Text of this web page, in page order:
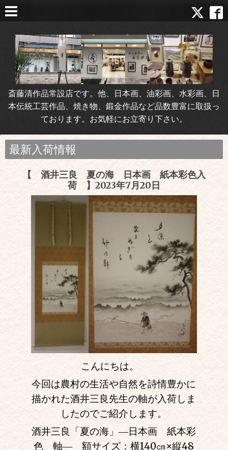
斎藤清作品常設店です。他、日本画、油彩画、水彩画、日
本伝統工芸作品、焼き物、鍛金作品など品数豊富に取扱っ
ております。お気軽にお立寄り下さい。
最新入荷情報
【 酒井三良 夏の海 日本画 紙本彩色入
荷 】2023年7月20日
こんにちは。
今回は農村の生活や自然を詩情豊かに
描かれた酒井三良先生の軸が入荷しま
したのでご紹介します。
酒井三良「夏の海」―日本画 紙本彩
色 軸― 額サイズ：横140㎝×縦48